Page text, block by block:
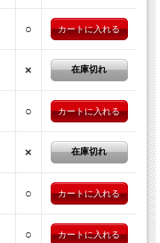
○
× 在庫切れ
○
× 在庫切れ
○
○